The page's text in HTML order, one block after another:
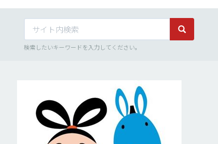
サイト内検索 サイト内
検索したいキーワードを入力してください。